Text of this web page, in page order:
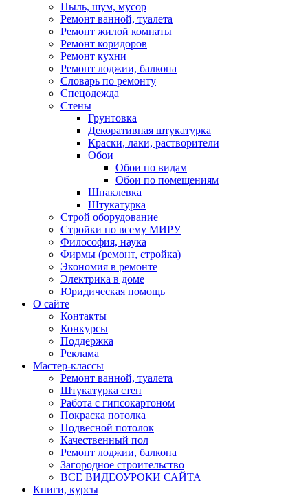
Пыль, шум, мусор
Ремонт ванной, туалета
Ремонт жилой комнаты
Ремонт коридоров
Ремонт кухни
Ремонт лоджии, балкона
Словарь по ремонту
Спецодежда
Стены
Грунтовка
Декоративная штукатурка
Краски, лаки, растворители
Обои
Обои по видам
Обои по помещениям
Шпаклевка
Штукатурка
Строй оборудование
Стройки по всему МИРУ
Философия, наука
Фирмы (ремонт, стройка)
Экономия в ремонте
Электрика в доме
Юридическая помощь
О сайте
Контакты
Конкурсы
Поддержка
Реклама
Мастер-классы
Ремонт ванной, туалета
Штукатурка стен
Работа с гипсокартоном
Покраска потолка
Подвесной потолок
Качественный пол
Ремонт лоджии, балкона
Загородное строительство
ВСЕ ВИДЕОУРОКИ САЙТА
Книги, курсы